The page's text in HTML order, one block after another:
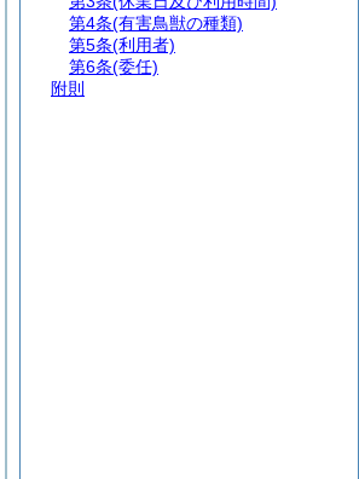
第4条(有害鳥獣の種類)
第5条(利用者)
第6条(委任)
附則